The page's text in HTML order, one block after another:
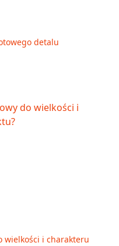
detalu
wielkości i charakteru